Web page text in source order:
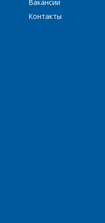
Вакансии
Контакты